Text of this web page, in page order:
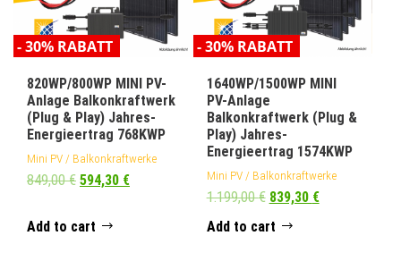
- 30% RABATT
820WP/800WP MINI PV-
Anlage Balkonkraftwerk
(Plug & Play) Jahres-
Energieertrag 768KWP
Mini PV / Balkonkraftwerke
849,00€ 594,30 €
Add to cart
- 30% RABATT
1640WP/1500WP MINI
PV-Anlage
Balkonkraftwerk (Plug &
Play) Jahres-
Energieertrag 1574KWP
Mini PV / Balkonkraftwerke
1.199,00€ 839,30 €
Add to cart